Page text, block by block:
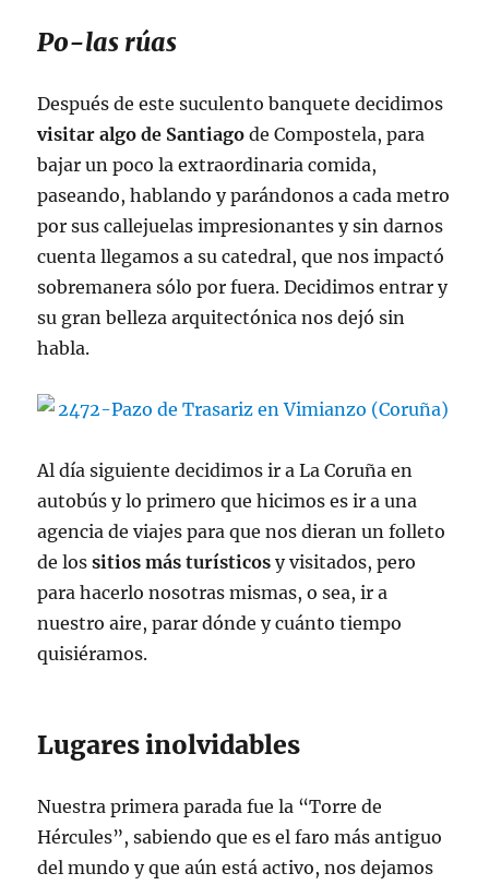
Po-las rúas
Después de este suculento banquete decidimos
visitar algo de Santiago de Compostela, para
bajar un poco la extraordinaria comida,
paseando, hablando y parándonos a cada metro
por sus callejuelas impresionantes y sin darnos
cuenta llegamos a su catedral, que nos impactó
sobremanera sólo por fuera. Decidimos entrar y
su gran belleza arquitectónica nos dejó sin
habla.
Al día siguiente decidimos ir a La Coruña en
autobús y lo primero que hicimos es ir a una
agencia de viajes para que nos dieran un folleto
de lossitios más turísticos y visitados, pero
para hacerlo nosotras mismas, o sea, ir a
nuestro aire, parar dónde y cuánto tiempo
quisiéramos.
Lugares inolvidables
Nuestra primera parada fue la “Torre de
Hércules”, sabiendo que es el faro más antiguo
del mundo y que aún está activo, nos dejamos